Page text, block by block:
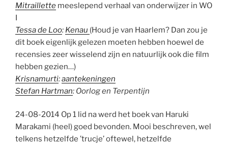
Mitraillette meeslepend verhaal van onderwijzer in WO
I
Tessa de Loo: Kenau (Houd je van Haarlem? Dan zou je
dit boek eigenlijk gelezen moeten hebben hoewel de
recensies zeer wisselend zijn en natuurlijk ook die film
hebben gezien…)
Krisnamurti:aantekeningen
Stefan Hartman: Oorlog en Terpentijn
24-08-2014 Op 1 lid na werd het boek van Haruki
Marakami (heel) goed bevonden. Mooi beschreven, wel
telkens hetzelfde ’trucje’ oftewel, hetzelfde